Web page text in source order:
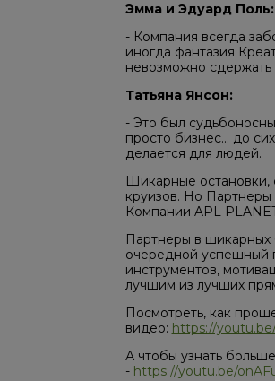
Эмма и Эдуард Поль:
- Компания всегда
иногда фантазия
невозможно
Татьяна Янсон:
- Это был
просто бизнес… до
делается для людей.
Шикарные остановки,
круизов. Но
Компании APL
Партнеры в шикарных
очередной успешный
инструментов,
лучшим из лучших
Посмотреть, как
видео: https://
А чтобы узнать
- https://youtu.be/